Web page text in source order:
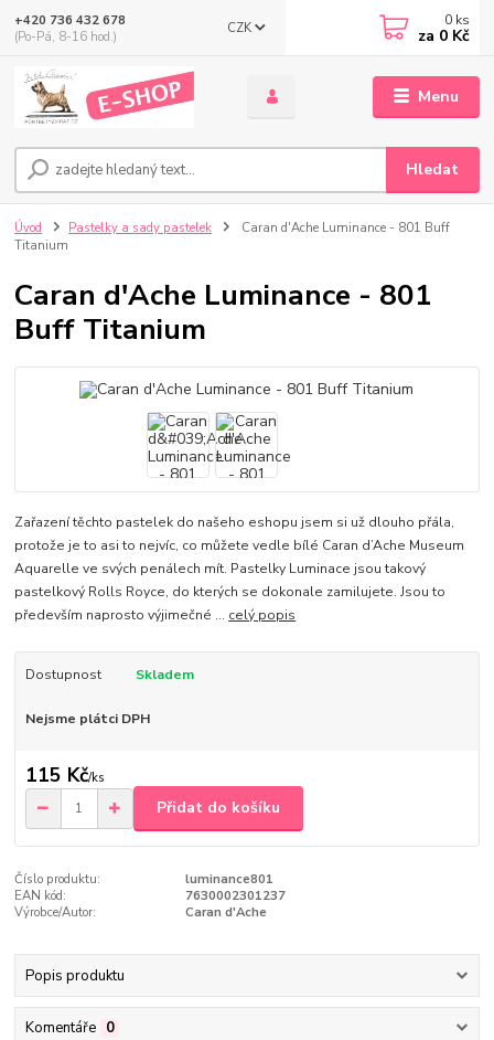
Menu
CZK
Hledat
+420 736 432 678
(Po-Pá, 8-16 hod.)
0 ks
za 0 Kč
Úvod Pastelky a sady pastelek
Caran d'Ache Luminance - 801 Buff
Titanium
Caran d'Ache Luminance - 801
Buff Titanium
Zařazení těchto pastelek do našeho eshopu jsem si už dlouho přála,
protože je to asi to nejvíc, co můžete vedle bílé Caran d’Ache Museum
Aquarelle ve svých penálech mít. Pastelky Luminace jsou takový
pastelkový Rolls Royce, do kterých se dokonale zamilujete. Jsou to
především naprosto výjimečné ... celý popis
Dostupnost Skladem
Nejsme plátci DPH
115 Kč/ks
Přidat do košíku
Číslo produktu:
luminance801
EAN kód:
7630002301237
Výrobce/Autor:
Caran d'Ache
Popis produktu
Komentáře 0